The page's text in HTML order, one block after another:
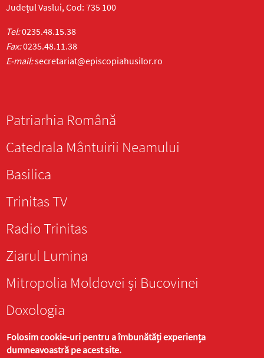
Județul Vaslui, Cod: 735 100
Tel:0235.48.15.38
Fax:0235.48.11.38
E-mail:secretariat@episcopiahusilor.ro
Patriarhia Română
Catedrala Mântuirii Neamului
Basilica
Trinitas TV
Radio Trinitas
Ziarul Lumina
Mitropolia Moldovei și Bucovinei
Doxologia
Folosim cookie-uri pentru a îmbunătăți experiența
dumneavoastră pe acest site.